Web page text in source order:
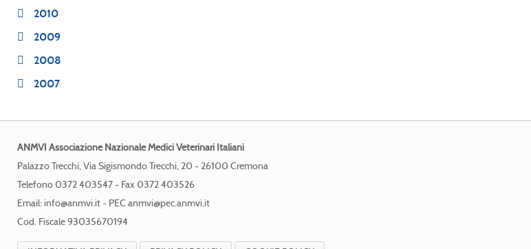
2010
2009
2008
2007
ANMVI Associazione Nazionale Medici Veterinari Italiani
Palazzo Trecchi, Via Sigismondo Trecchi, 20 - 26100 Cremona
Telefono 0372 403547 - Fax 0372 403526
Email: info@anmvi.it- PEC anmvi@pec.anmvi.it
Cod. Fiscale 93035670194